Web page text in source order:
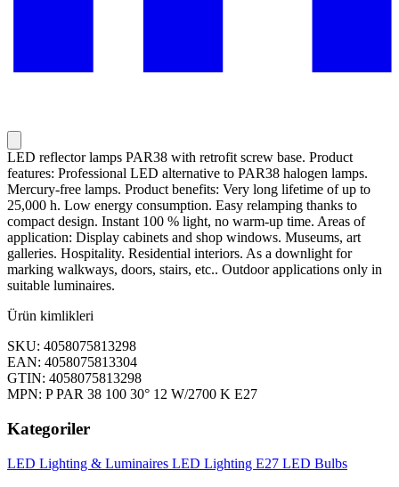
LED reflector lamps PAR38 with retrofit screw base. Product
features: Professional LED alternative to PAR38 halogen lamps.
Mercury-free lamps. Product benefits: Very long lifetime of up to
25,000 h. Low energy consumption. Easy relamping thanks to
compact design. Instant 100 % light, no warm-up time. Areas of
application: Display cabinets and shop windows. Museums, art
galleries. Hospitality. Residential interiors. As a downlight for
marking walkways, doors, stairs, etc.. Outdoor applications only in
suitable luminaires.
Ürün kimlikleri
SKU: 4058075813298
EAN: 4058075813304
GTIN: 4058075813298
MPN: P PAR 38 100 30° 12 W/2700 K E27
Kategoriler
LED Lighting & Luminaires LED Lighting E27 LED Bulbs